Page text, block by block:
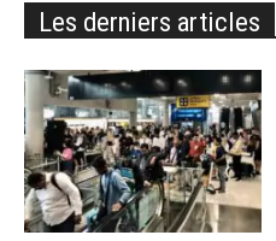
Les derniers articles